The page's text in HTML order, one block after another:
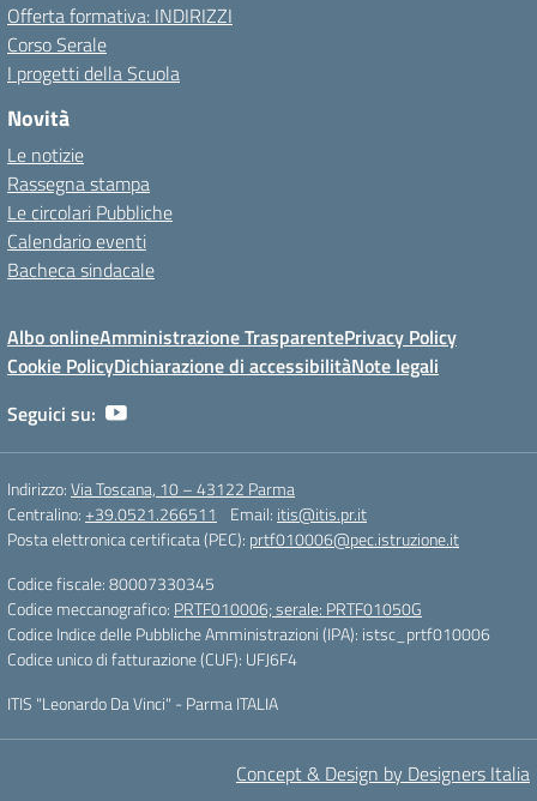
Offerta formativa: INDIRIZZI
Corso Serale
I progetti della Scuola
Novità
Le notizie
Rassegna stampa
Le circolari Pubbliche
Calendario eventi
Bacheca sindacale
Albo onlineAmministrazione TrasparentePrivacy Policy
Cookie PolicyDichiarazione di accessibilitàNote legali
Seguici su:
Indirizzo:Via Toscana, 10 – 43122 Parma
Centralino:+39.0521.266511 Email: itis@itis.pr.it
Posta elettronica certificata (PEC): prtf010006@pec.istruzione.it
Codice fiscale: 80007330345
Codice meccanografico: PRTF010006; serale: PRTF01050G
Codice Indice delle Pubbliche Amministrazioni (IPA): istsc_prtf010006
Codice unico di fatturazione (CUF): UFJ6F4
ITIS "Leonardo Da Vinci" - Parma ITALIA
Concept & Design by Designers Italia